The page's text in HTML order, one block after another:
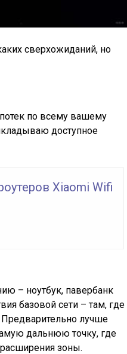
сверхожиданий, но
потек по всему вашему
доступное
Xiaomi Wifi
– ноутбук, павербанк
базовой сети – там, где
Предварительно лучше
дальнюю точку, где
зоны.